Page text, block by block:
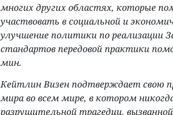
многих других областях, которые
участвовать в социальной и
улучшение политики по реализации
стандартов передовой практики
мин.
Кейтлин Визен подтверждает свою
мира во всем мире, в котором
разрушительной трагедии,